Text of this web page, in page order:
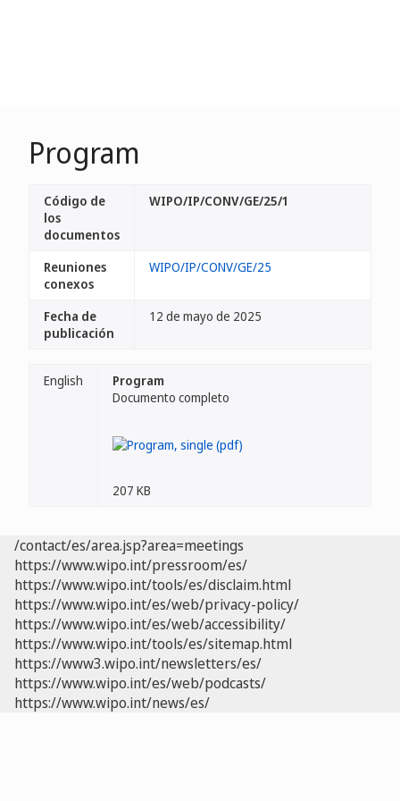
Program
Código de
los
documentos
WIPO/IP/CONV/GE/25/1
Reuniones
conexos
WIPO/IP/CONV/GE/25
Fecha de
publicación
12 de mayo de 2025
English
Program
Documento completo
207 KB
/contact/es/area.jsp?area=meetings
https://www.wipo.int/pressroom/es/
https://www.wipo.int/tools/es/disclaim.html
https://www.wipo.int/es/web/privacy-policy/
https://www.wipo.int/es/web/accessibility/
https://www.wipo.int/tools/es/sitemap.html
https://www3.wipo.int/newsletters/es/
https://www.wipo.int/es/web/podcasts/
https://www.wipo.int/news/es/